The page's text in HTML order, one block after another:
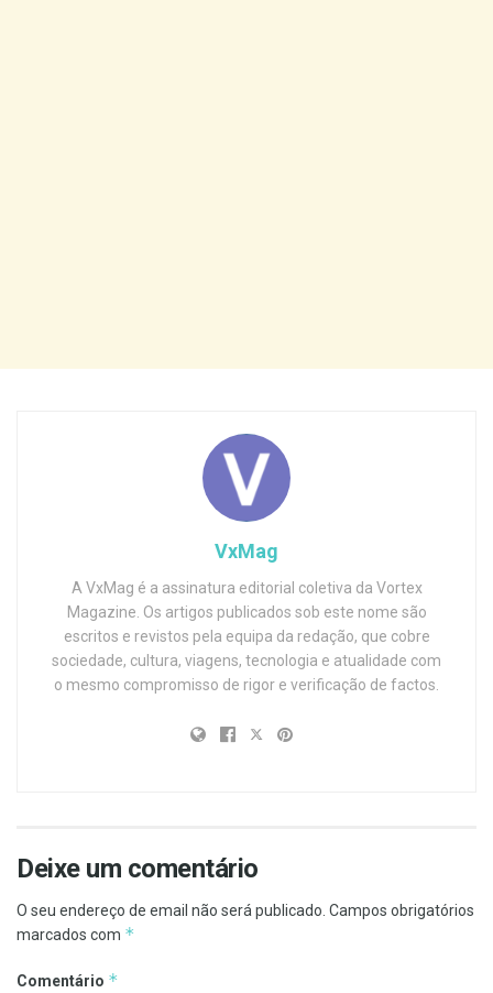
VxMag
A VxMag é a assinatura editorial coletiva da Vortex
Magazine. Os artigos publicados sob este nome são
escritos e revistos pela equipa da redação, que cobre
sociedade, cultura, viagens, tecnologia e atualidade com
o mesmo compromisso de rigor e verificação de factos.
Deixe um comentário
O seu endereço de email não será publicado. Campos obrigatórios
marcados com *
Comentário *